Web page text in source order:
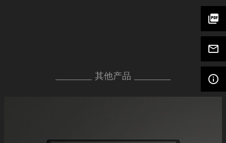
picture_as_pdf
mail_outline
info_outline
其他产品